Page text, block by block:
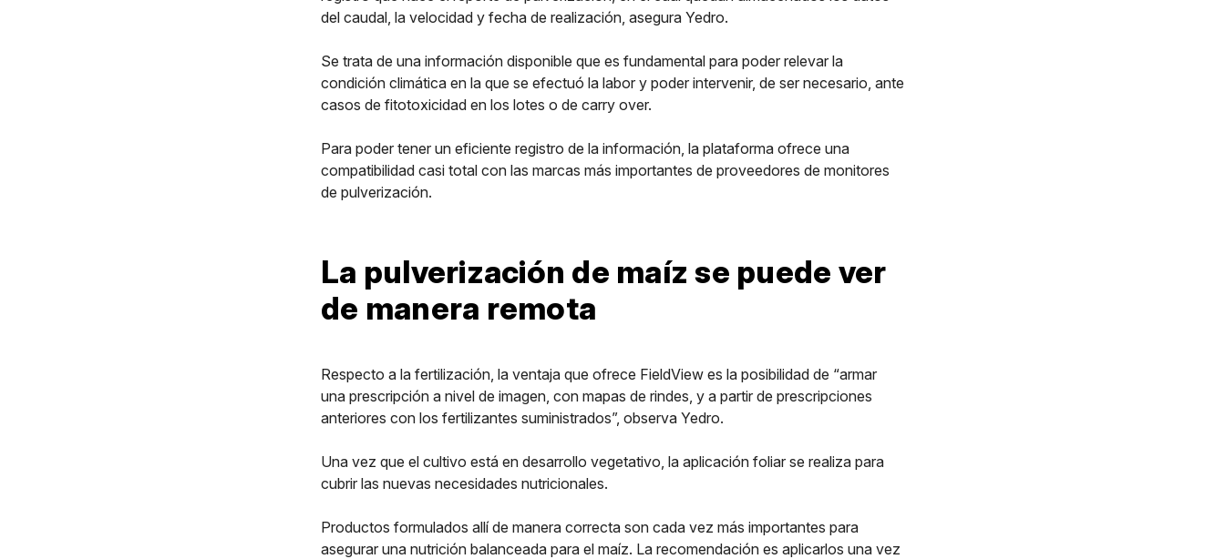
del caudal, la velocidad y fecha de realización, asegura Yedro.
Se trata de una información disponible que es fundamental para poder relevar la
condición climática en la que se efectuó la labor y poder intervenir, de ser necesario, ante
casos de fitotoxicidad en los lotes o de carry over.
Para poder tener un eficiente registro de la información, la plataforma ofrece una
compatibilidad casi total con las marcas más importantes de proveedores de monitores
de pulverización.
La pulverización de maíz se puede ver
de manera remota
Respecto a la fertilización, la ventaja que ofrece FieldView es la posibilidad de “armar
una prescripción a nivel de imagen, con mapas de rindes, y a partir de prescripciones
anteriores con los fertilizantes suministrados”, observa Yedro.
Una vez que el cultivo está en desarrollo vegetativo, la aplicación foliar se realiza para
cubrir las nuevas necesidades nutricionales.
Productos formulados allí de manera correcta son cada vez más importantes para
asegurar una nutrición balanceada para el maíz. La recomendación es aplicarlos una vez